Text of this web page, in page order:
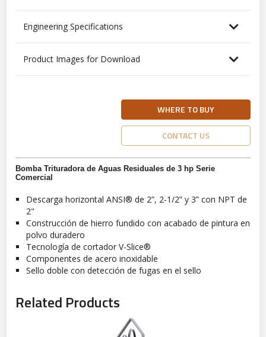
Engineering Specifications
Product Images for Download
WHERE TO BUY
CONTACT US
Bomba Trituradora de Aguas Residuales de 3 hp Serie
Comercial
Descarga horizontal ANSI® de 2”, 2-1/2” y 3” con NPT de
2"
Construcción de hierro fundido con acabado de pintura en
polvo duradero
Tecnología de cortador V-Slice®
Componentes de acero inoxidable
Sello doble con detección de fugas en el sello
Related Products